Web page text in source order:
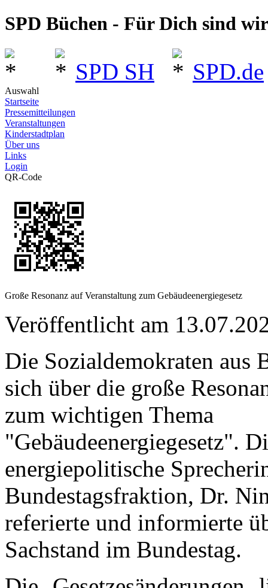
SPD Büchen - Für Dich sind
SPD SH SPD.de
Auswahl
Startseite
Pressemitteilungen
Veranstaltungen
Kinderstadtplan
Über uns
Links
Login
QR-Code
Große Resonanz auf Veranstaltung zum Gebäudeenergiegesetz
Veröffentlicht am
Die Sozialdemokraten aus
sich über die große
zum wichtigen Thema
"Gebäudeenergiegesetz".
energiepolitische
Bundestagsfraktion, Dr.
referierte und informierte
Sachstand im Bundestag.